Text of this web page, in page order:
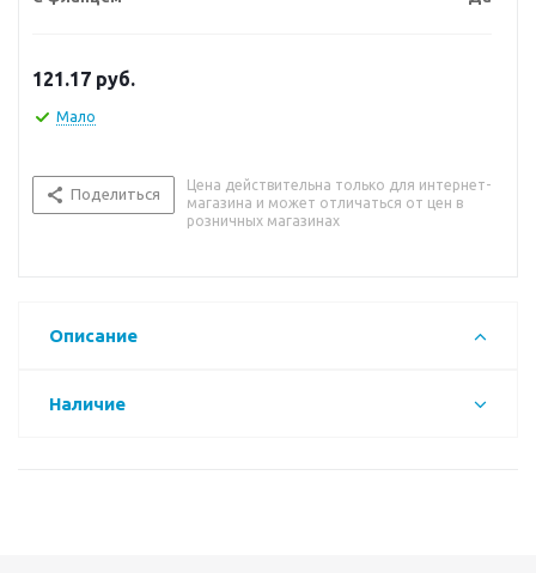
121.17 руб.
Мало
Поделиться
Цена действительна только для интернет-
магазина и может отличаться от цен в
розничных магазинах
Описание
Наличие